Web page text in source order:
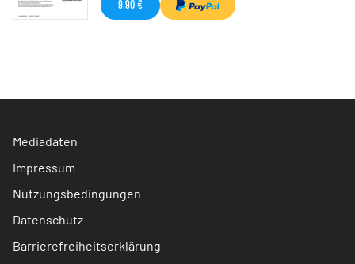
9,90 €
Mediadaten
Impressum
Nutzungsbedingungen
Datenschutz
Barrierefreiheitserklärung